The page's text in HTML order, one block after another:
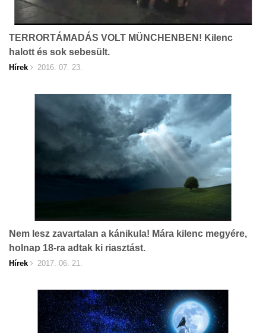
TERRORTÁMADÁS VOLT MÜNCHENBEN! Kilenc
halott és sok sebesült.
Hírek 2016. 07. 23.
Nem lesz zavartalan a kánikula! Mára kilenc megyére,
holnap 18-ra adtak ki riasztást.
Hírek 2017. 06. 21.